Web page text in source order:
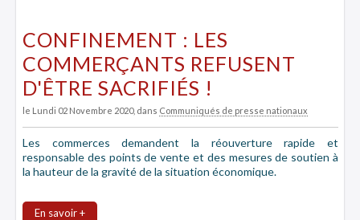
CONFINEMENT : LES
COMMERÇANTS REFUSENT
D'ÊTRE SACRIFIÉS !
le Lundi 02 Novembre 2020, dans Communiqués de presse nationaux
Les commerces demandent la réouverture rapide et
responsable des points de vente et des mesures de soutien à
la hauteur de la gravité de la situation économique.
En savoir +